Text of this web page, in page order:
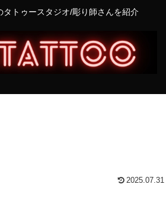
タトゥースタジオ/彫り師さんを紹介
2025.07.31